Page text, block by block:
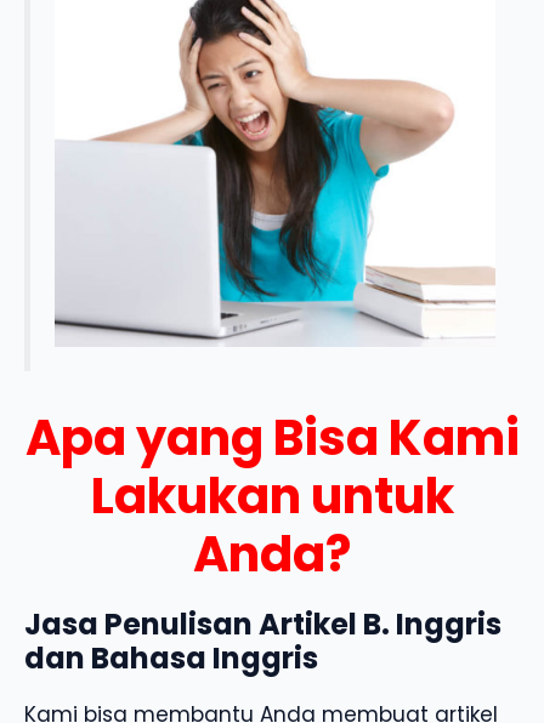
Apa yang Bisa Kami
Lakukan untuk
Anda?
Jasa Penulisan Artikel B. Inggris
dan Bahasa Inggris
Kami bisa membantu Anda membuat artikel